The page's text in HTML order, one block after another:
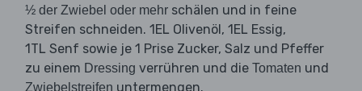
½ der Zwiebel oder mehr schälen und in feine
Streifen schneiden. 1EL Olivenöl, 1EL Essig,
1TL Senf sowie je 1 Prise Zucker, Salz und Pfeffer
zu einem Dressing verrühren und die Tomaten und
Zwiebelstreifen untermengen.